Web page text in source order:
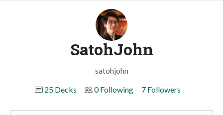
SatohJohn
satohjohn
25 Decks
0 Following 7 Followers